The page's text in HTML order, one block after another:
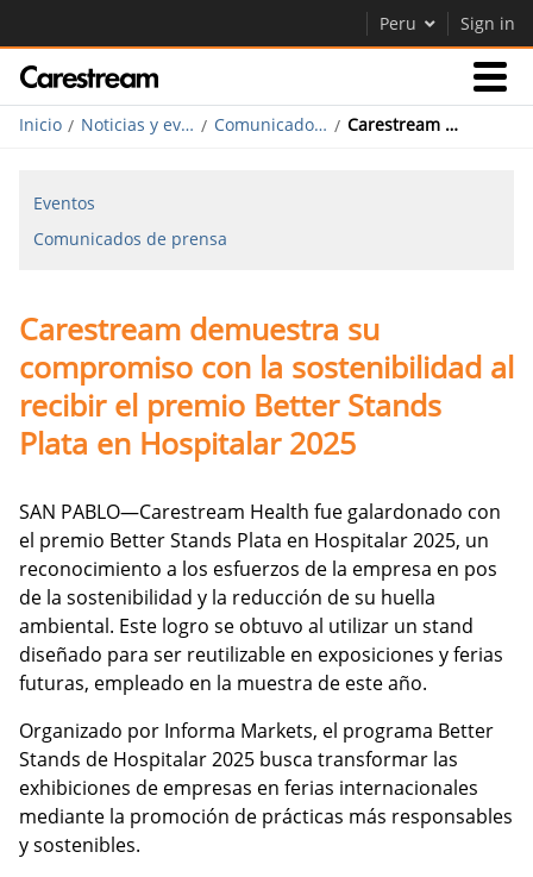
Peru Sign in
Empresas
Empresa
Careers
Contáctenos
Inicio Noticias y eventos Comunicados de prensa Carestream demuestra su compromiso con la sostenibilidad al recibir el premio Better Stands Plata en Hospitalar 2025
Eventos
Comunicados de prensa
Carestream demuestra su
compromiso con la sostenibilidad al
recibir el premio Better Stands
Plata en Hospitalar 2025
SAN PABLO—Carestream Health fue galardonado con
el premio Better Stands Plata en Hospitalar 2025, un
reconocimiento a los esfuerzos de la empresa en pos
de la sostenibilidad y la reducción de su huella
ambiental. Este logro se obtuvo al utilizar un stand
diseñado para ser reutilizable en exposiciones y ferias
futuras, empleado en la muestra de este año.
Organizado por Informa Markets, el programa Better
Stands de Hospitalar 2025 busca transformar las
exhibiciones de empresas en ferias internacionales
mediante la promoción de prácticas más responsables
y sostenibles.